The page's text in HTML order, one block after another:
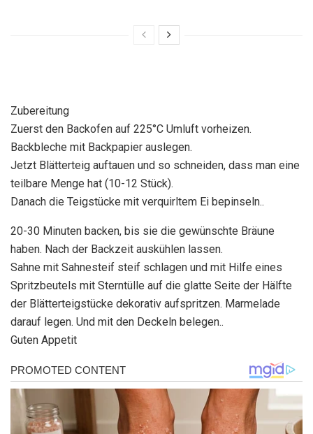
Zubereitung
Zuerst den Backofen auf 225°C Umluft vorheizen.
Backbleche mit Backpapier auslegen.
Jetzt Blätterteig auftauen und so schneiden, dass man eine
teilbare Menge hat (10-12 Stück).
Danach die Teigstücke mit verquirltem Ei bepinseln..
20-30 Minuten backen, bis sie die gewünschte Bräune
haben. Nach der Backzeit auskühlen lassen.
Sahne mit Sahnesteif steif schlagen und mit Hilfe eines
Spritzbeutels mit Sterntülle auf die glatte Seite der Hälfte
der Blätterteigstücke dekorativ aufspritzen. Marmelade
darauf legen. Und mit den Deckeln belegen..
Guten Appetit